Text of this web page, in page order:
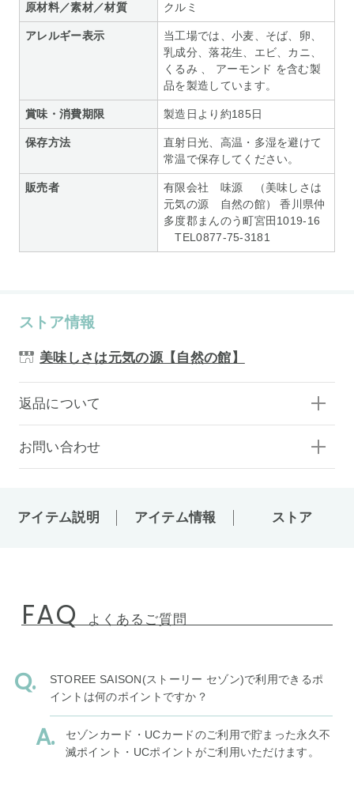
原材料／素材／材質 クルミ
アレルギー表示
当工場では、小麦、そば、卵、
乳成分、落花生、エビ、カニ、
くるみ 、 アーモンド を含む製
品を製造しています。
賞味・消費期限 製造日より約185日
保存方法
直射日光、高温・多湿を避けて
常温で保存してください。
販売者
有限会社 味源 （美味しさは
元気の源 自然の館） 香川県仲
多度郡まんのう町宮田1019-16
TEL0877-75-3181
ストア情報
美味しさは元気の源【自然の館】
返品について
お問い合わせ
アイテム説明 アイテム情報 ストア
FAQ よくあるご質問
STOREE SAISON(ストーリー セゾン)で利用できるポ
イントは何のポイントですか？
セゾンカード・UCカードのご利用で貯まった永久不
滅ポイント・UCポイントがご利用いただけます。